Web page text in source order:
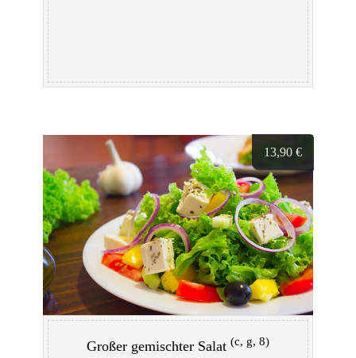
13,90 €
Großer gemischter Salat (c, g, 8)